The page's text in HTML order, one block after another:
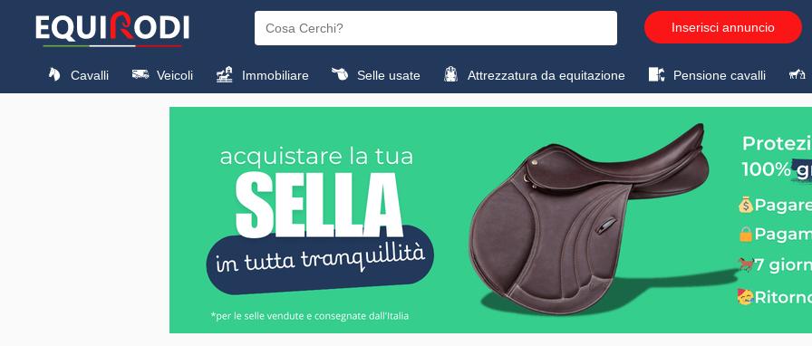
Inserisci annuncio
Cavalli Veicoli Immobiliare Selle usate Attrezzatura da equitazione Pensione cavalli